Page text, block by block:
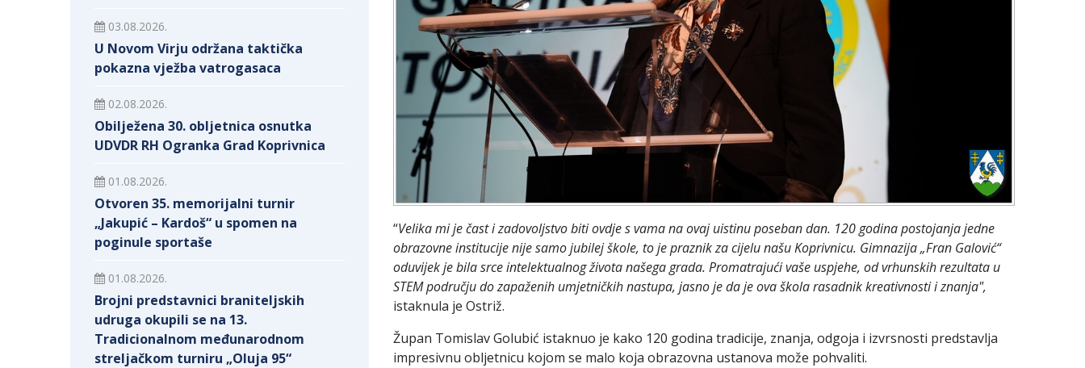
03.08.2026.
U Novom Virju održana taktička
pokazna vježba vatrogasaca
02.08.2026.
Obilježena 30. obljetnica osnutka
UDVDR RH Ogranka Grad Koprivnica
01.08.2026.
Otvoren 35. memorijalni turnir
„Jakupić – Kardoš“ u spomen na
poginule sportaše
01.08.2026.
Brojni predstavnici braniteljskih
udruga okupili se na 13.
Tradicionalnom međunarodnom
streljačkom turniru „Oluja 95“
“Velika mi je čast i zadovoljstvo biti ovdje s vama na ovaj uistinu poseban dan. 120 godina postojanja jedne
obrazovne institucije nije samo jubilej škole, to je praznik za cijelu našu Koprivnicu. Gimnazija „Fran Galović“
oduvijek je bila srce intelektualnog života našega grada. Promatrajući vaše uspjehe, od vrhunskih rezultata u
STEM području do zapaženih umjetničkih nastupa, jasno je da je ova škola rasadnik kreativnosti i znanja",
istaknula je Ostriž.
Župan Tomislav Golubić istaknuo je kako 120 godina tradicije, znanja, odgoja i izvrsnosti predstavlja
impresivnu obljetnicu kojom se malo koja obrazovna ustanova može pohvaliti.